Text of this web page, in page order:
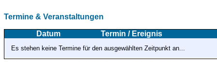
Termine & Veranstaltungen
Datum Termin / Ereignis
Es stehen keine Termine für den ausgewählten Zeitpunkt an...